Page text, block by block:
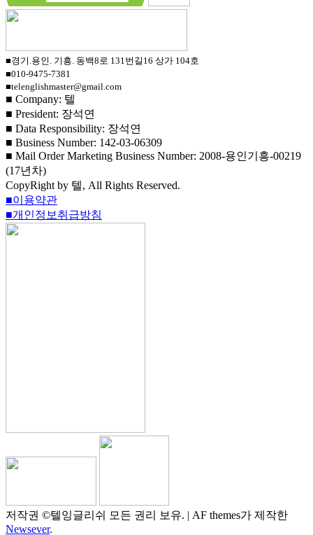
■경기.용인. 기흥. 동백8로 131번길16 상가 104호
■010-9475-7381
■telenglishmaster@gmail.com
■ Company: 텔
■ President: 장석연
■ Data Responsibility: 장석연
■ Business Number: 142-03-06309
■ Mail Order Marketing Business Number: 2008-용인기흥-00219
(17년차)
CopyRight by 텔, All Rights Reserved.
■이용약관
■개인정보취급방침
저작권 ©텔잉글리쉬 모든 권리 보유. | AF themes가 제작한
Newsever.